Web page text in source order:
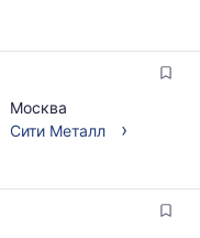
Москва
Сити Металл
›